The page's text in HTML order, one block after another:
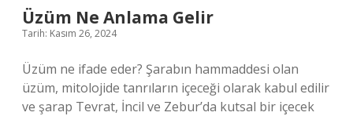
Üzüm Ne Anlama Gelir
Tarih: Kasım 26, 2024
Üzüm ne ifade eder? Şarabın hammaddesi olan
üzüm, mitolojide tanrıların içeceği olarak kabul edilir
ve şarap Tevrat, İncil ve Zebur’da kutsal bir içecek